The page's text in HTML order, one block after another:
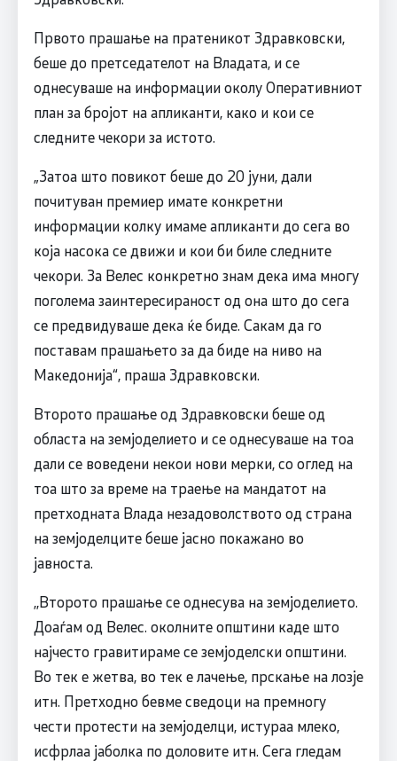
Првото прашање на пратеникот Здравковски,
беше до претседателот на Владата, и се
однесуваше на информации околу Оперативниот
план за бројот на апликанти, како и кои се
следните чекори за истото.
„Затоа што повикот беше до 20 јуни, дали
почитуван премиер имате конкретни
информации колку имаме апликанти до сега во
која насока се движи и кои би биле следните
чекори. За Велес конкретно знам дека има многу
поголема заинтересираност од она што до сега
се предвидуваше дека ќе биде. Сакам да го
поставам прашањето за да биде на ниво на
Македонија“, праша Здравковски.
Второто прашање од Здравковски беше од
областа на земјоделието и се однесуваше на тоа
дали се воведени некои нови мерки, со оглед на
тоа што за време на траење на мандатот на
претходната Влада незадоволството од страна
на земјоделците беше јасно покажано во
јавноста.
,,Второто прашање се однесува на земјоделието.
Доаѓам од Велес. околните општини каде што
најчесто гравитираме се земјоделски општини.
Во тек е жетва, во тек е лачење, прскање на лозје
итн. Претходно бевме сведоци на премногу
чести протести на земјоделци, истураа млеко,
исфрлаа јаболка по доловите итн. Сега гледам